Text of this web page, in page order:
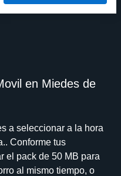
en Miedes de
a seleccionar a la hora
Conforme tus
el pack de 50 MB para
al mismo tiempo, o